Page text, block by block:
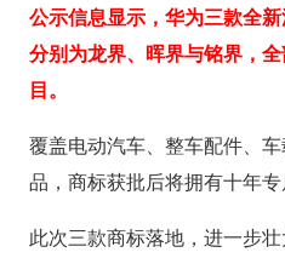
公示信息显示，华为三款全
分别为龙界、晖界与铭界，
目。
覆盖电动汽车、整车配件、
品，商标获批后将拥有十年专
此次三款商标落地，进一步